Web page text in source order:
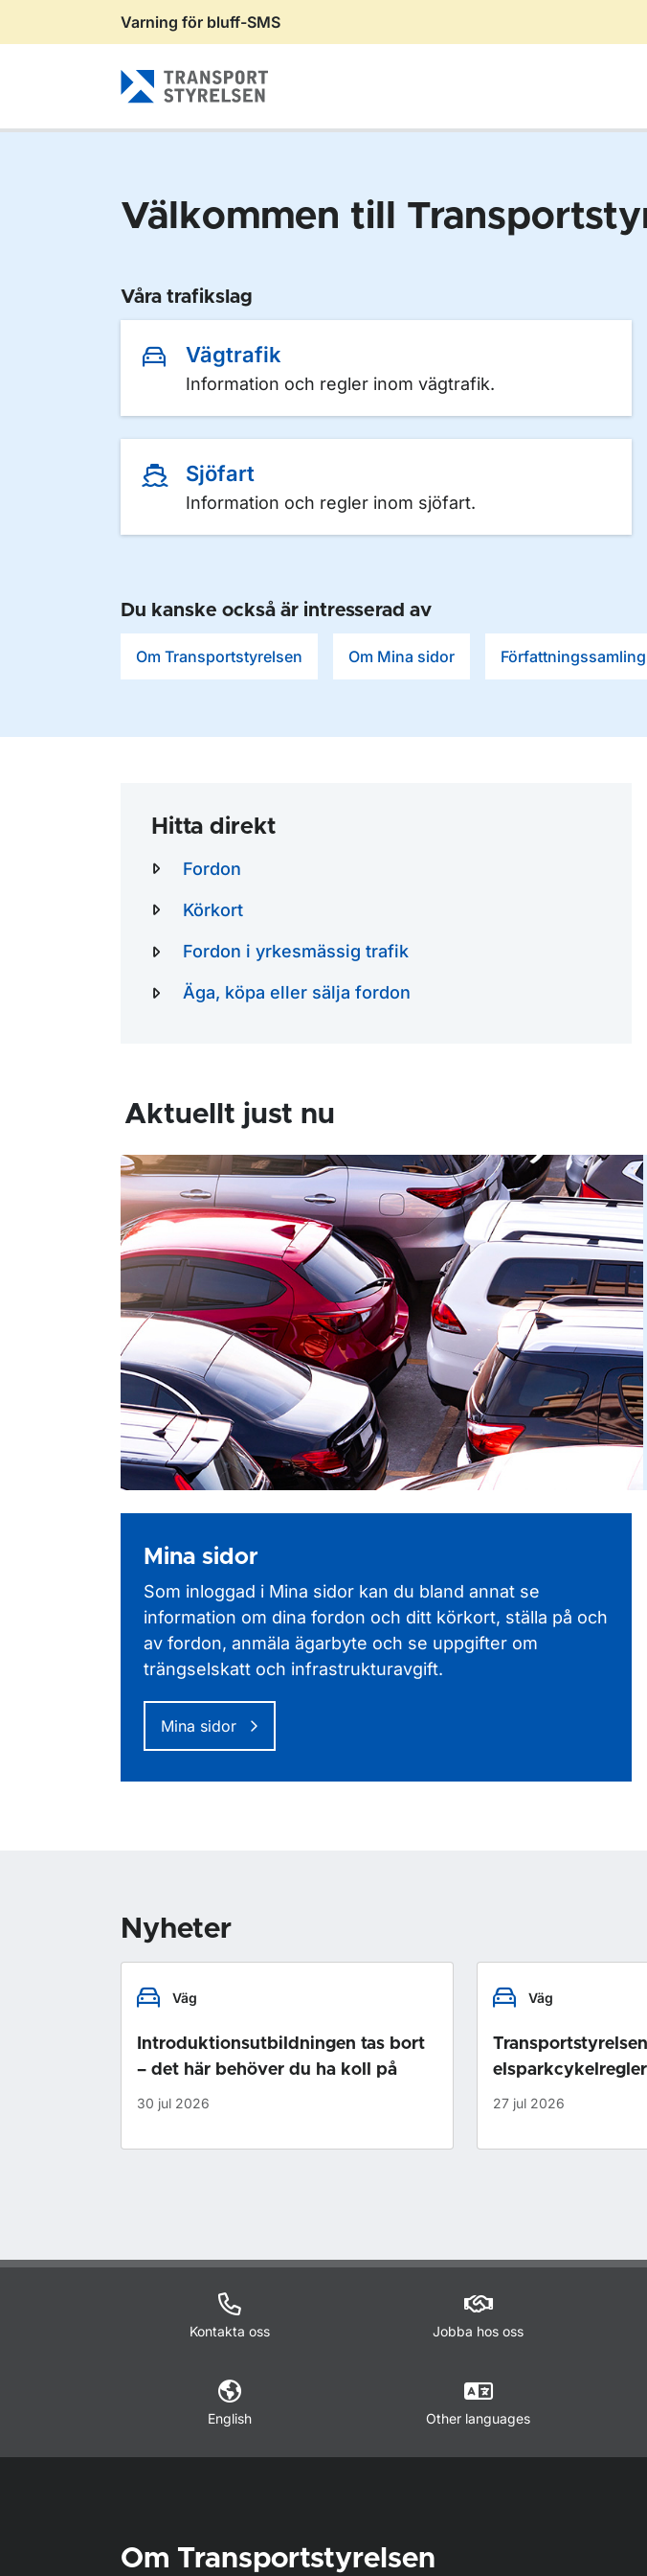
Gå till sidans innehåll
Varning för bluff-SMS
Välkommen till
Våra trafikslag
Vägtrafik
Information och regler inom vägtrafik.
Sjöfart
Information och regler inom sjöfart.
Du kanske också är intresserad av
Om Transportstyrelsen Om Mina sidor Författningssamling
Hitta direkt
Fordon
Körkort
Fordon i yrkesmässig trafik
Äga, köpa eller sälja fordon
Aktuellt just nu
Mina sidor
Som inloggad i Mina sidor kan du bland annat se
information om dina fordon och ditt körkort, ställa på och
av fordon, anmäla ägarbyte och se uppgifter om
trängselskatt och infrastrukturavgift.
Mina sidor
Nyheter
Väg
Introduktionsutbildningen tas bort
– det här behöver du ha koll på
30 jul 2026
Väg
elsparkcykelregler
27 jul 2026
Kontakta oss Jobba hos oss
English Other languages
Om Transportstyrelsen